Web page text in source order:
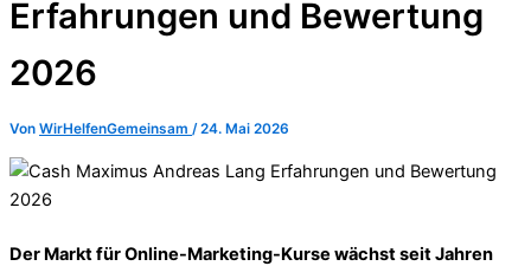
Erfahrungen und Bewertung
2026
Von WirHelfenGemeinsam /24. Mai 2026
Der Markt für Online-Marketing-Kurse wächst seit Jahren